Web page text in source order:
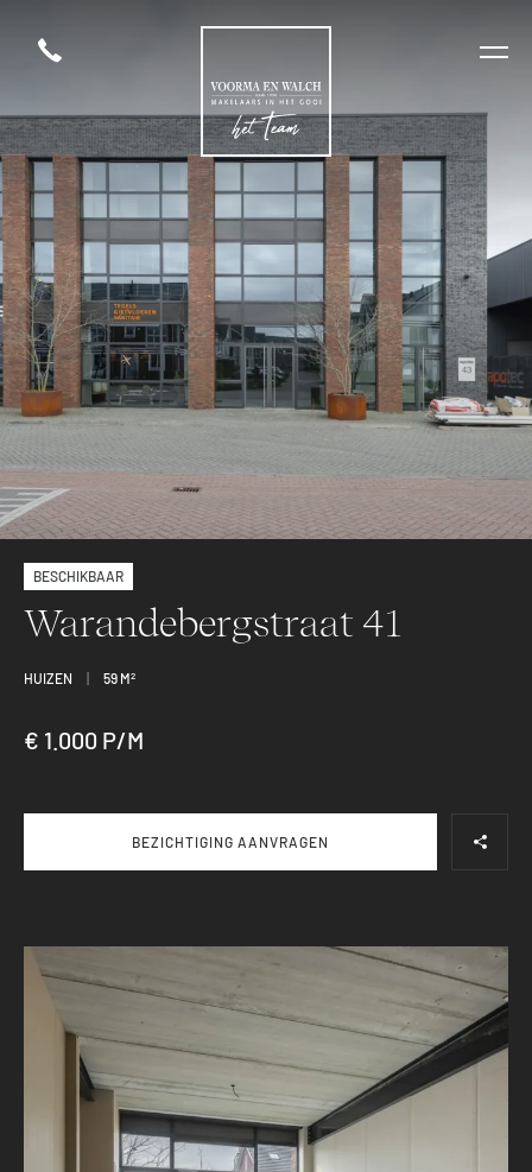
BESCHIKBAAR
Warandebergstraat 41
HUIZEN 59 M2
€ 1.000 P/M
BEZICHTIGING AANVRAGEN